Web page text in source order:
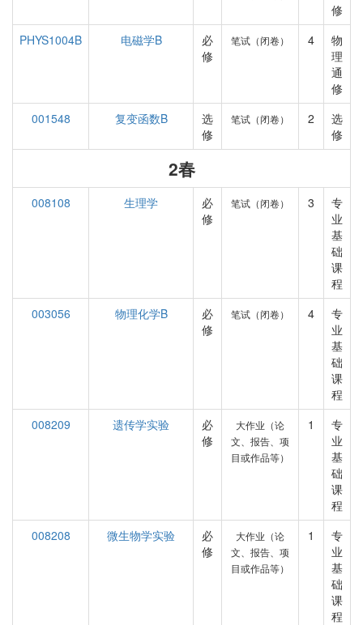
修
PHYS1004B
电磁学B
必
修
笔试（闭卷） 4
物
理
通
修
001548
复变函数B
选
修
笔试（闭卷） 2
选
修
2春
008108 生理学
必
修
笔试（闭卷） 3
专
业
基
础
课
程
003056
物理化学B
必
修
笔试（闭卷） 4
专
业
基
础
课
程
008209
遗传学实验
必
修
大作业（论
文、报告、项
目或作品等）
1
专
业
基
础
课
程
008208
微生物学实验
必
修
大作业（论
文、报告、项
目或作品等）
1
专
业
基
础
课
程